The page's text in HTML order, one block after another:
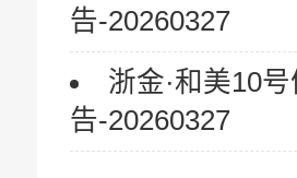
告-20260327
浙金·和美10
告-20260327